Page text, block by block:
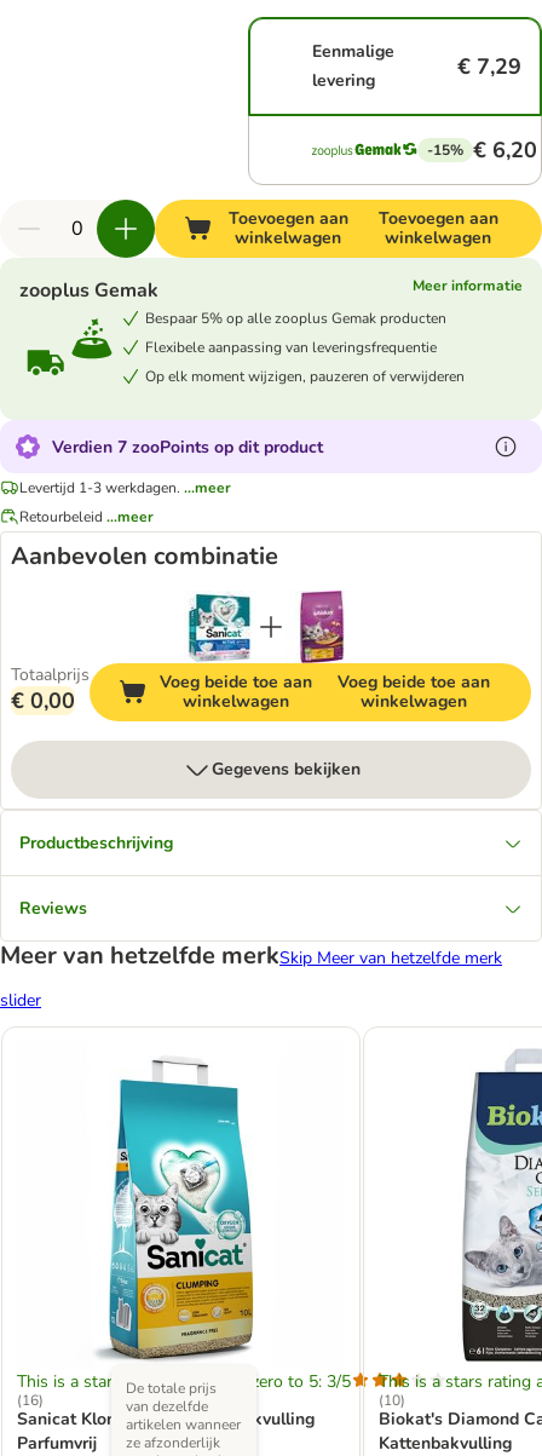
Eenmalige
levering
€ 7,29
-15% € 6,20
Toevoegen aan
winkelwagen
Toevoegen aan
winkelwagen
zooplus Gemak
Meer informatie
Bespaar 5% op alle zooplus Gemak producten
Flexibele aanpassing van leveringsfrequentie
Op elk moment wijzigen, pauzeren of verwijderen
Verdien 7 zooPoints op dit product
Levertijd 1-3 werkdagen. ...meer
Retourbeleid ...meer
Aanbevolen combinatie
Totaalprijs
€ 0,00
Voeg beide toe aan
winkelwagen
Voeg beide toe aan
winkelwagen
Gegevens bekijken
Productbeschrijving
Reviews
Meer van hetzelfde merkSkip Meer van hetzelfde merk
slider
This is a stars rating area from zero to 5: 3/5
(16)
Sanicat Klonterende Kattenbakvulling
Parfumvrij
De totale prijs
van dezelfde
artikelen wanneer
ze afzonderlijk
This is a stars rating
(10)
Biokat's Diamond
Kattenbakvulling